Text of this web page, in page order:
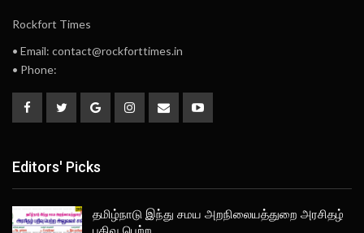
Rockfort Times
• Email: contact@rockforttimes.in
• Phone:
Editors' Picks
தமிழ்நாடு இந்து சமய அறநிலையத்துறை அரசிதழ்